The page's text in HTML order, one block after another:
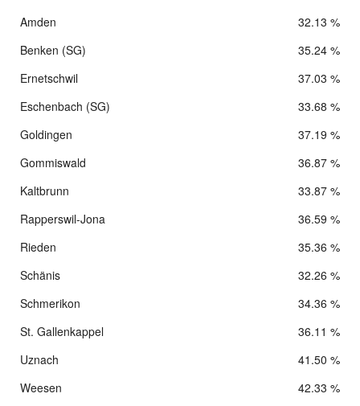
Amden
32.13 %
Benken (SG)
35.24 %
Ernetschwil
37.03 %
Eschenbach (SG)
33.68 %
Goldingen
37.19 %
Gommiswald
36.87 %
Kaltbrunn
33.87 %
Rapperswil-Jona
36.59 %
Rieden
35.36 %
Schänis
32.26 %
Schmerikon
34.36 %
St. Gallenkappel
36.11 %
Uznach
41.50 %
Weesen
42.33 %